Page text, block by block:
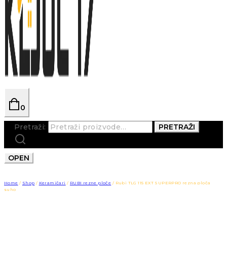
0
Pretraži: PRETRAŽI
OPEN
Home / Shop / Keramičari / RUBI rezne ploče / Rubi TLG 115 EXT SUPERPRO rezna ploča
suho